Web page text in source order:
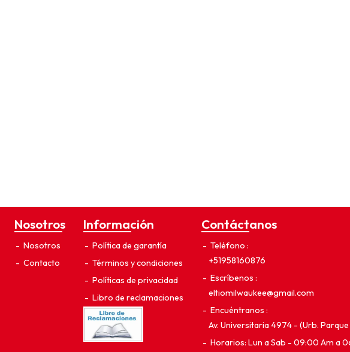
Nosotros
Nosotros
Contacto
Información
Política de garantía
Términos y condiciones
Políticas de privacidad
Libro de reclamaciones
Contáctanos
Teléfono
+51958160876
Escríbenos
eltiomilwaukee@gmail.com
Encuéntranos
Av. Universitaria 4974 - (Urb.
Horarios: Lun a Sab - 09:00 Am a